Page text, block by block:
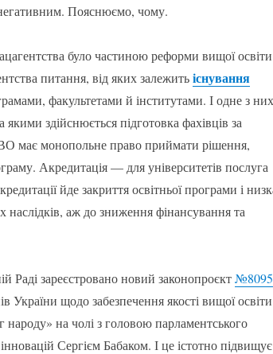
Пояснюємо, чому.
було частиною реформи вищої
питання, від яких залежитьіснування
факультетами й інститутами. І одне з них
здійснюється підготовка фахівців за
має монопольне право приймати рішення,
Акредитація — для університетів послуга
йде закриття освітньої програми і
наслідків, аж до зниження фінансування та
Раді зареєстровано новий законопроєкт№8095
України щодо забезпечення якості вищої
на чолі з головою парламентського
Сергієм Бабаком. І це істотно підвищує